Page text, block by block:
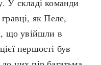
У складі команди
гравці, як Пеле,
що увійшли в
першості був